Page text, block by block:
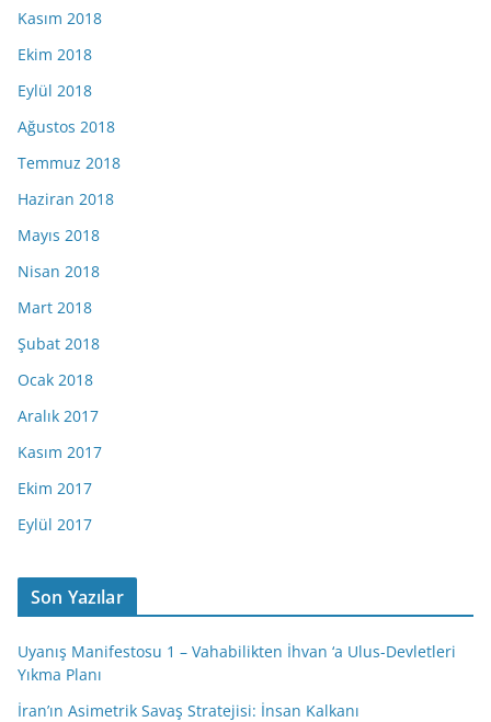
Kasım 2018
Ekim 2018
Eylül 2018
Ağustos 2018
Temmuz 2018
Haziran 2018
Mayıs 2018
Nisan 2018
Mart 2018
Şubat 2018
Ocak 2018
Aralık 2017
Kasım 2017
Ekim 2017
Eylül 2017
Son Yazılar
Uyanış Manifestosu 1 – Vahabilikten İhvan ‘a Ulus-Devletleri
Yıkma Planı
İran’ın Asimetrik Savaş Stratejisi: İnsan Kalkanı